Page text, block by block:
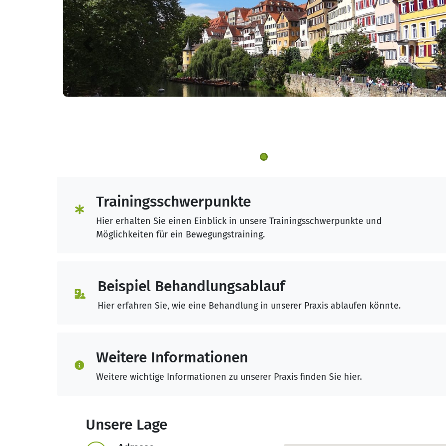
Previous
Trainingsschwerpunkte
Hier erhalten Sie einen Einblick in unsere Trainingsschwerpunkte und
Möglichkeiten für ein Bewegungstraining.
Beispiel Behandlungsablauf
Hier erfahren Sie, wie eine Behandlung in unserer Praxis ablaufen könnte.
Weitere Informationen
Weitere wichtige Informationen zu unserer Praxis finden Sie hier.
Unsere Lage